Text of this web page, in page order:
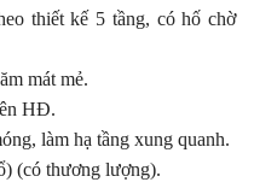
thiết kế 5 tầng, có hố chờ
mát mẻ.
HĐ.
làm hạ tầng xung quanh.
(có thương lượng).